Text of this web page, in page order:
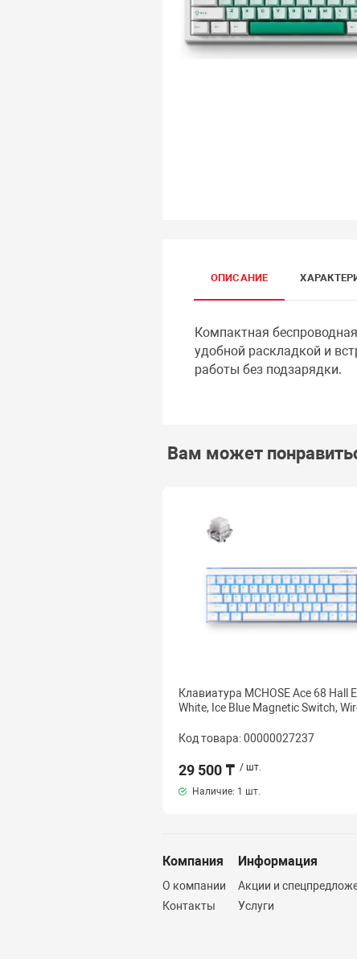
ОПИСАНИЕ
Компактная
удобной раскладкой и
работы без подзарядки.
Вам может
Клавиатура MCHOSE Ace 68 Hall
White, Ice Blue Magnetic Switch,
Код товара: 00000027237
29 500 ₸ / шт.
Наличие: 1 шт.
Компания
О компании
Контакты
Информация
Акции и
Услуги